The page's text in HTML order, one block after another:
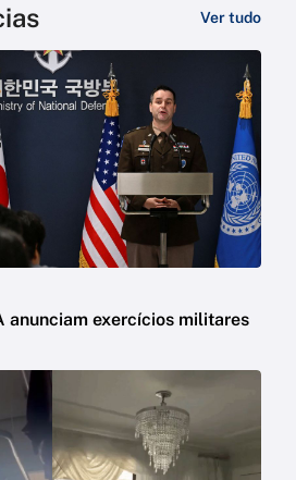
Ver tudo
anunciam exercícios militares